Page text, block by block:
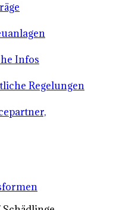
Infos
Regelungen